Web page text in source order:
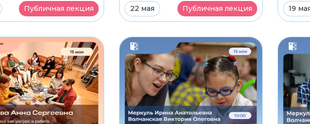
Публичная лекция 22 мая Публичная лекция 19